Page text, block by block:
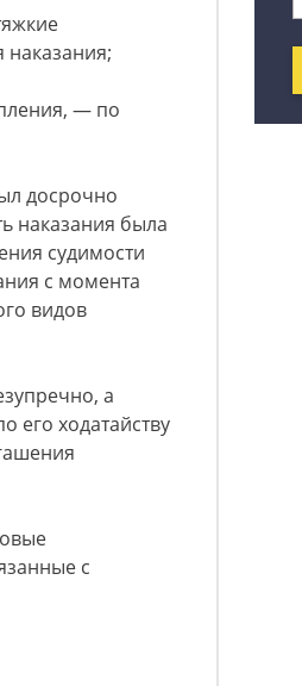
наказания;
— по
досрочно
наказания была
судимости
с момента
видов
а
его ходатайству
с